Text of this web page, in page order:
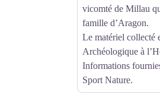
vicomté de Millau
famille d’Aragon.
Le matériel collecté
Archéologique à
Informations
Sport Nature.